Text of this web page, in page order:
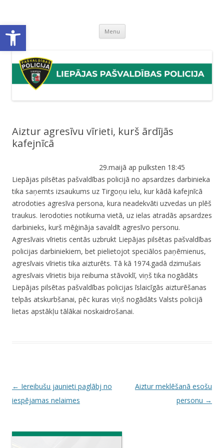
Open toolbar Menu Skip
content
Aiztur agresīvu vīrieti, kurš ārdījās
kafejnīcā
29.maijā ap pulksten 18:45
Liepājas pilsētas pašvaldības policijā no apsardzes darbinieka
tika saņemts izsaukums uz Tirgoņu ielu, kur kādā kafejnīcā
atrodoties agresīva persona, kura neadekvāti uzvedas un plēš
traukus. Ierodoties notikuma vietā, uz ielas atradās apsardzes
darbinieks, kurš mēģināja savaldīt agresīvo personu.
Agresīvais vīrietis centās uzbrukt Liepājas pilsētas pašvaldības
policijas darbiniekiem, bet pielietojot speciālos paņēmienus,
agresīvais vīrietis tika aizturēts. Tā kā 1974.gadā dzimušais
agresīvais vīrietis bija reibuma stāvoklī, viņš tika nogādāts
Liepājas pilsētas pašvaldības policijas īslaicīgās aizturēšanas
telpās atskurbšanai, pēc kuras viņš nogādāts Valsts policijā
lietas apstākļu tālākai noskaidrošanai.
P
o
← Iereibušu jaunieti paglābj no
iespējamas nelaimes
Aiztur meklēšanā esošu
personu →